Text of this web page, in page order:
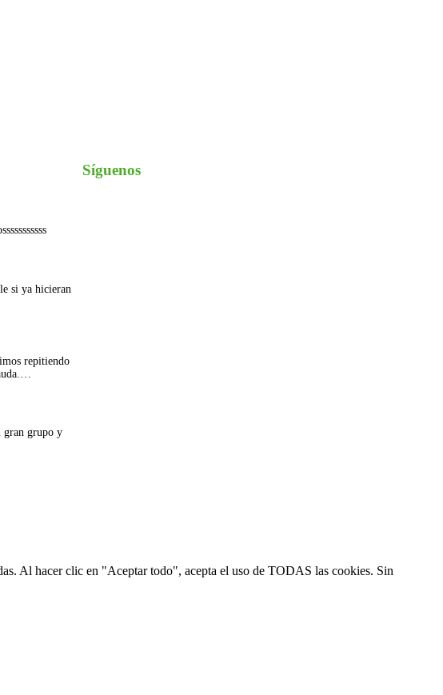
si ya hicieran
repitiendo
gran grupo y
Síguenos
Al hacer clic en "Aceptar todo", acepta el uso de TODAS las cookies. Sin